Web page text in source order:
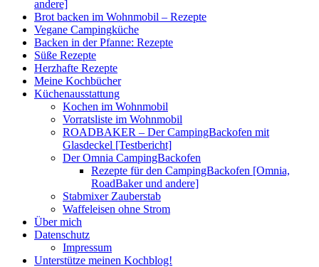
andere]
Brot backen im Wohnmobil – Rezepte
Vegane Campingküche
Backen in der Pfanne: Rezepte
Süße Rezepte
Herzhafte Rezepte
Meine Kochbücher
Küchenausstattung
Kochen im Wohnmobil
Vorratsliste im Wohnmobil
ROADBAKER – Der CampingBackofen mit
Glasdeckel [Testbericht]
Der Omnia CampingBackofen
Rezepte für den CampingBackofen [Omnia,
RoadBaker und andere]
Stabmixer Zauberstab
Waffeleisen ohne Strom
Über mich
Datenschutz
Impressum
Unterstütze meinen Kochblog!